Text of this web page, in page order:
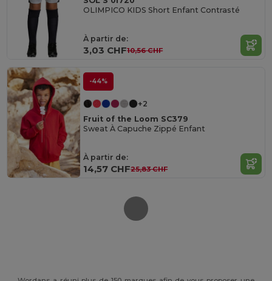
OLIMPICO KIDS Short Enfant Contrasté
À partir de:
3,03 CHF10,56 CHF
-44%
+2
Fruit of the Loom SC379
Sweat À Capuche Zippé Enfant
À partir de:
14,57 CHF25,83 CHF